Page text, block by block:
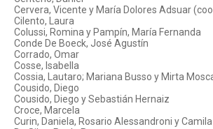
Cervera, Vicente y María Dolores Adsuar
Cilento, Laura
Colussi, Romina y Pampín, María Fernanda
Conde De Boeck, José Agustín
Corrado, Omar
Cosse, Isabella
Cossia, Lautaro; Mariana Busso y Mirta
Cousido, Diego
Cousido, Diego y Sebastián Hernaiz
Croce, Marcela
Curin, Daniela, Rosario Alessandroni y